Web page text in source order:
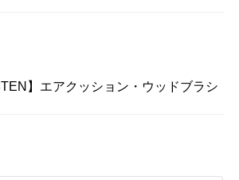
】エアクッション・ウッドブラシ